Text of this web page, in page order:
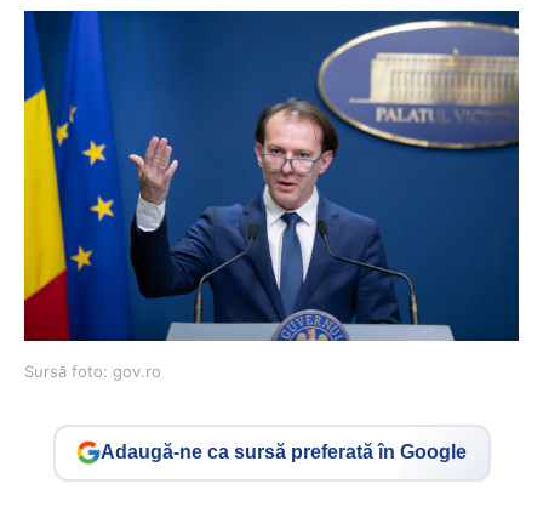
Sursă foto: gov.ro
Adaugă-ne ca sursă preferată în Google